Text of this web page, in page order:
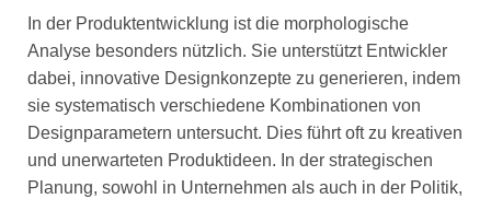
In der Produktentwicklung ist die morphologische
Analyse besonders nützlich. Sie unterstützt Entwickler
dabei, innovative Designkonzepte zu generieren, indem
sie systematisch verschiedene Kombinationen von
Designparametern untersucht. Dies führt oft zu kreativen
und unerwarteten Produktideen. In der strategischen
Planung, sowohl in Unternehmen als auch in der Politik,